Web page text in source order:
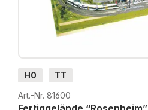
H0
TT
Art.-Nr. 81600